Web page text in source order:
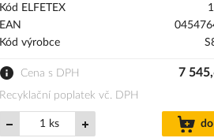
Kód ELFETEX
EAN
Kód výrobce
Cena s DPH 7
Recyklační poplatek vč. DPH
ks